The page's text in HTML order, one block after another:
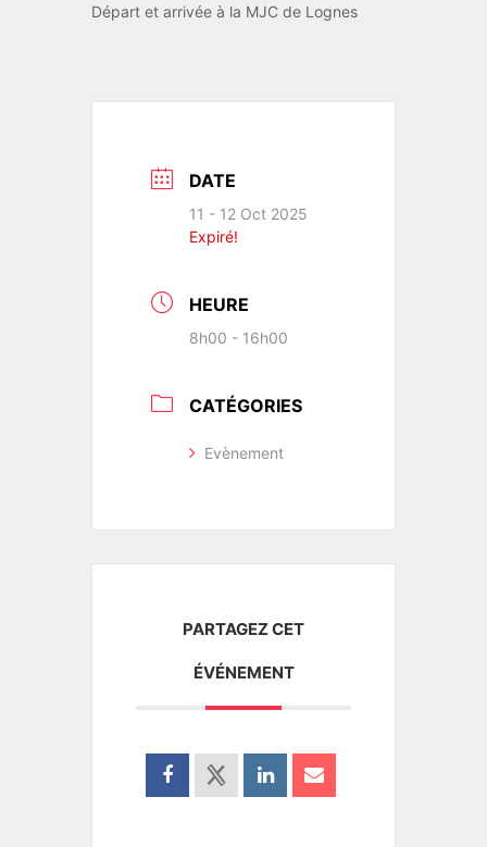
Départ et arrivée à la MJC de Lognes
DATE
11 - 12 Oct 2025
Expiré!
HEURE
8h00 - 16h00
CATÉGORIES
Evènement
PARTAGEZ CET
ÉVÉNEMENT